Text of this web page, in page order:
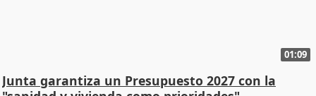
01:09
Junta garantiza un Presupuesto 2027 con la